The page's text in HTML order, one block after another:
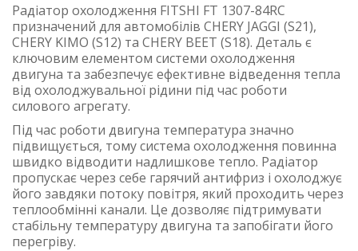
Радіатор охолодження FITSHI FT 1307-84RC
призначений для автомобілів CHERY JAGGI (S21),
CHERY KIMO (S12) та CHERY BEET (S18). Деталь є
ключовим елементом системи охолодження
двигуна та забезпечує ефективне відведення тепла
від охолоджувальної рідини під час роботи
силового агрегату.
Під час роботи двигуна температура значно
підвищується, тому система охолодження повинна
швидко відводити надлишкове тепло. Радіатор
пропускає через себе гарячий антифриз і охолоджує
його завдяки потоку повітря, який проходить через
теплообмінні канали. Це дозволяє підтримувати
стабільну температуру двигуна та запобігати його
перегріву.